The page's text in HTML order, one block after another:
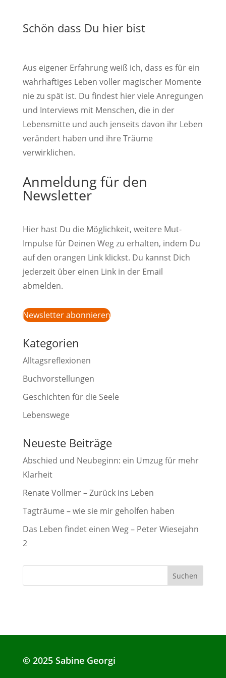
Schön dass Du hier bist
Aus eigener Erfahrung weiß ich, dass es für ein
wahrhaftiges Leben voller magischer Momente
nie zu spät ist. Du findest hier viele Anregungen
und Interviews mit Menschen, die in der
Lebensmitte und auch jenseits davon ihr Leben
verändert haben und ihre Träume
verwirklichen.
Anmeldung für den
Newsletter
Hier hast Du die Möglichkeit, weitere Mut-
Impulse für Deinen Weg zu erhalten, indem Du
auf den orangen Link klickst. Du kannst Dich
jederzeit über einen Link in der Email
abmelden.
Newsletter abonnieren
Kategorien
Alltagsreflexionen
Buchvorstellungen
Geschichten für die Seele
Lebenswege
Neueste Beiträge
Abschied und Neubeginn: ein Umzug für mehr
Klarheit
Renate Vollmer – Zurück ins Leben
Tagträume – wie sie mir geholfen haben
Das Leben findet einen Weg – Peter Wiesejahn
2
© 2025 Sabine Georgi